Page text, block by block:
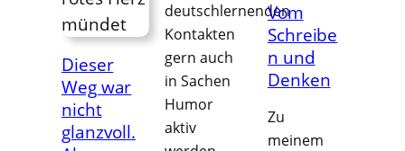
Dieser
Weg war
nicht
glanzvoll.
deutschlernenden
Kontakten
gern auch
in Sachen
Humor
aktiv
Vom
Schreibe
n und
Denken
Zu
meinem